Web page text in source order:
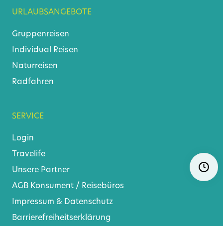
URLAUBSANGEBOTE
Gruppenreisen
Individual Reisen
Naturreisen
Radfahren
SERVICE
Login
Travelife
Unsere Partner
AGB Konsument / Reisebüros
Impressum & Datenschutz
Barrierefreiheitserklärung